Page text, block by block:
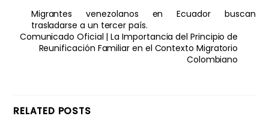
Migrantes venezolanos en Ecuador buscan
trasladarse a un tercer país.
Comunicado Oficial | La Importancia del Principio de
Reunificación Familiar en el Contexto Migratorio
Colombiano
RELATED POSTS